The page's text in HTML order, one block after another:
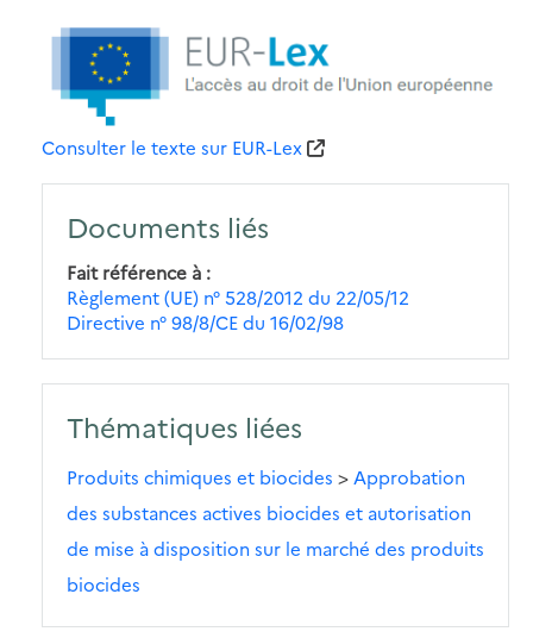
Consulter le texte sur EUR-Lex
Documents liés
Fait référence à
Règlement (UE) n° 528/2012 du 22/05/12
Directive n° 98/8/CE du 16/02/98
Thématiques liées
Produits chimiques et biocides > Approbation
des substances actives biocides et autorisation
de mise à disposition sur le marché des produits
biocides